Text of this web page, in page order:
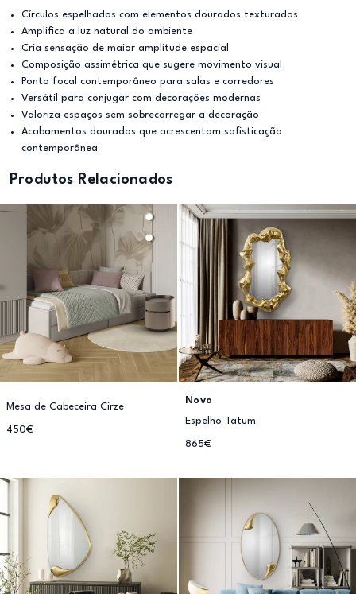
Círculos espelhados com elementos dourados texturados
Amplifica a luz natural do ambiente
Cria sensação de maior amplitude espacial
Composição assimétrica que sugere movimento visual
Ponto focal contemporâneo para salas e corredores
Versátil para conjugar com decorações modernas
Valoriza espaços sem sobrecarregar a decoração
Acabamentos dourados que acrescentam sofisticação
contemporânea
Produtos Relacionados
Mesa de Cabeceira Cirze
450€
Novo
Espelho Tatum
865€